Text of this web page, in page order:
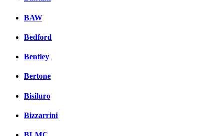
BAW
Bedford
Bentley
Bertone
Bisiluro
Bizzarrini